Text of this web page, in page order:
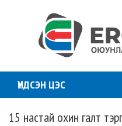
ҮНДСЭН ЦЭС
15 настай охин галт